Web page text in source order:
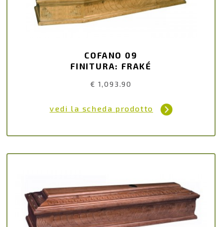
COFANO 09
FINITURA: FRAKÉ
€ 1,093.90
vedi la scheda prodotto